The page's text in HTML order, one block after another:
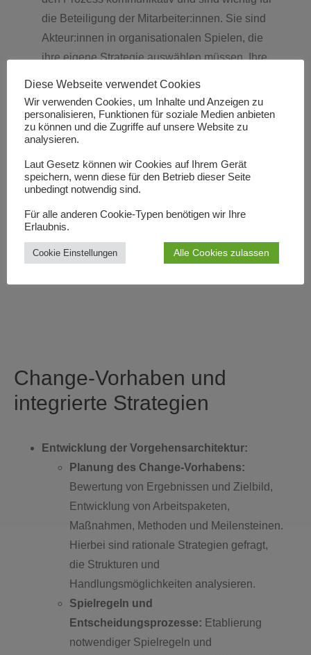
die Beteiligung der Mitarbeiter:innen. Sie sind
Akteur:innen in organisationalen Spielen, die
ihre eigene Strategie auswählen müssen. Ihre
Anpassungsfähigkeit ermöglicht organisationale
Innovationen.
Change-Vorhaben und
integrierte Strategien
Entwicklung der Vorgehensarchitektur:
Planung des Change-Vorhabens:
Bewertung von Ergebnissen und Zielbild,
Entwicklung von Arbeitspaketen,
Maßnahmen, Methoden und Meilensteinen.
Hierbei sind rationale Strategien gefragt,
die Strukturen und
Handlungsmöglichkeiten analysieren.
Spielregeln und
Entscheidungsprozesse: Etablierung
notwendiger Spielregeln und
Diese Webseite verwendet Cookies
Wir verwenden Cookies, um Inhalte und Anzeigen zu
personalisieren, Funktionen für soziale Medien anbieten
zu können und die Zugriffe auf unsere Website zu
analysieren.
Laut Gesetz können wir Cookies auf Ihrem Gerät
speichern, wenn diese für den Betrieb dieser Seite
unbedingt notwendig sind.
Für alle anderen Cookie-Typen benötigen wir Ihre
Erlaubnis.
Cookie Einstellungen Alle Cookies zulassen